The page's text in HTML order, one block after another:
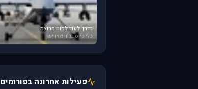
בדרך לעוד לקוח מרוצה
כלי טייס בלתי מאוייש
פעילות אחרונה בפורומים